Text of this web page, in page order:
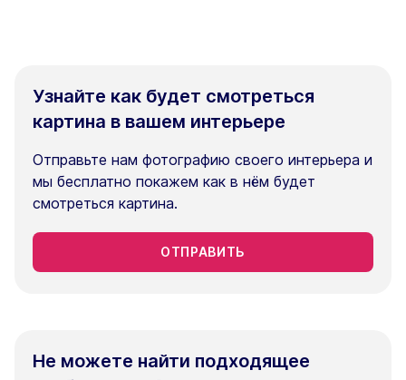
Узнайте как будет смотреться
картина в вашем интерьере
Отправьте нам фотографию своего интерьера и
мы бесплатно покажем как в нём будет
смотреться картина.
ОТПРАВИТЬ
Не можете найти подходящее